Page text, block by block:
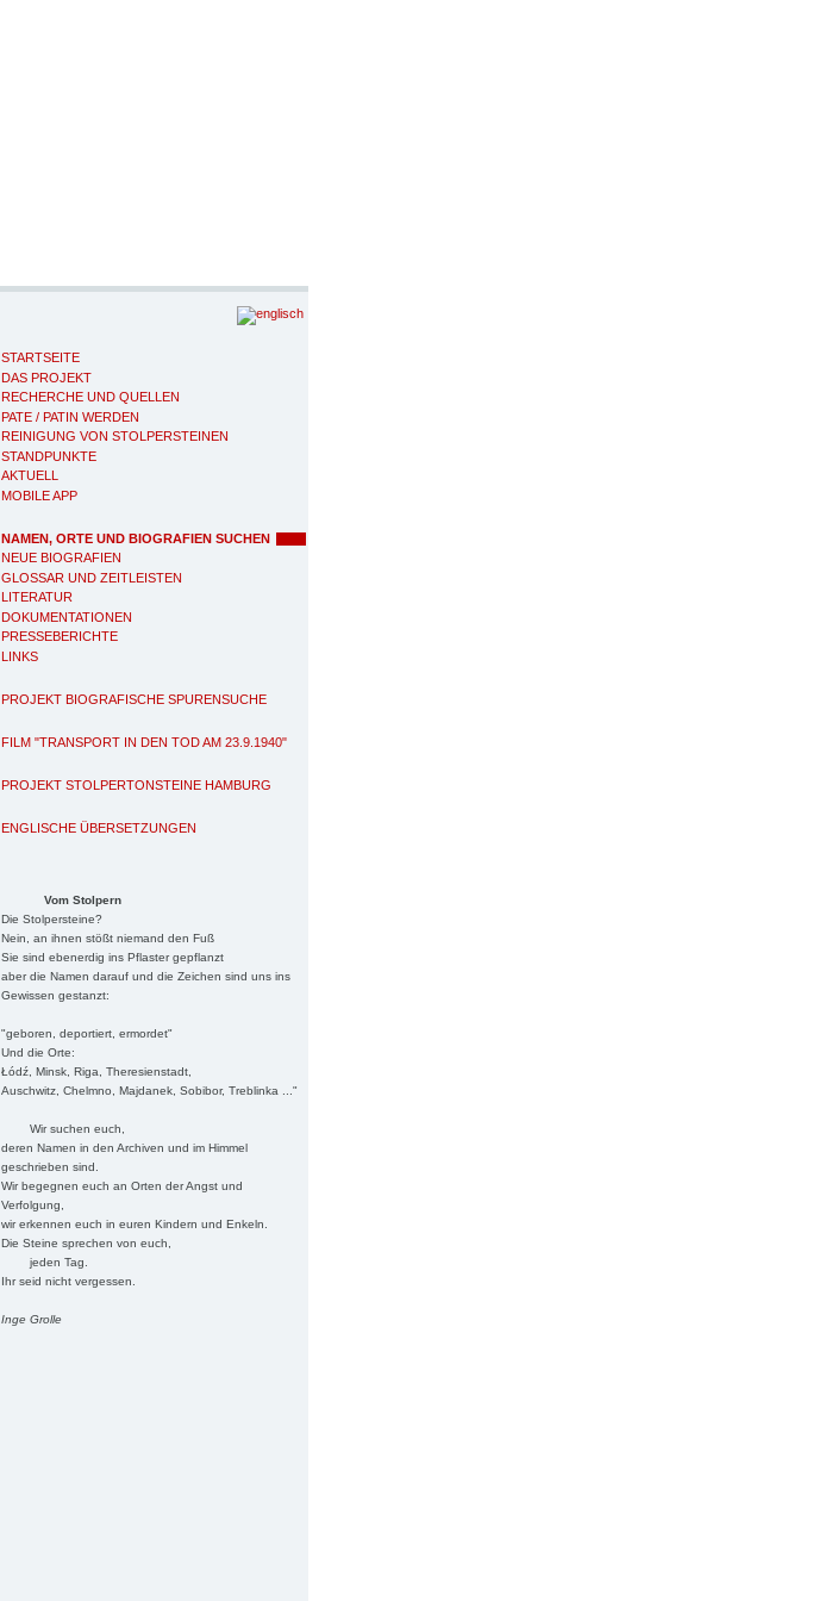
STARTSEITE
DAS PROJEKT
RECHERCHE UND QUELLEN
PATE / PATIN WERDEN
REINIGUNG VON STOLPERSTEINEN
STANDPUNKTE
AKTUELL
MOBILE APP
NAMEN, ORTE UND BIOGRAFIEN SUCHEN
NEUE BIOGRAFIEN
GLOSSAR UND ZEITLEISTEN
LITERATUR
DOKUMENTATIONEN
PRESSEBERICHTE
LINKS
PROJEKT BIOGRAFISCHE SPURENSUCHE
FILM "TRANSPORT IN DEN TOD AM 23.9.1940"
PROJEKT STOLPERTONSTEINE HAMBURG
ENGLISCHE ÜBERSETZUNGEN
Vom Stolpern
Die Stolpersteine?
Nein, an ihnen stößt niemand den Fuß
Sie sind ebenerdig ins Pflaster gepflanzt
aber die Namen darauf und die Zeichen sind uns ins
Gewissen gestanzt:
"geboren, deportiert, ermordet"
Und die Orte:
Łódź, Minsk, Riga, Theresienstadt,
Auschwitz, Chelmno, Majdanek, Sobibor, Treblinka ..."
Wir suchen euch,
deren Namen in den Archiven und im Himmel
geschrieben sind.
Wir begegnen euch an Orten der Angst und
Verfolgung,
wir erkennen euch in euren Kindern und Enkeln.
Die Steine sprechen von euch,
jeden Tag.
Ihr seid nicht vergessen.
Inge Grolle